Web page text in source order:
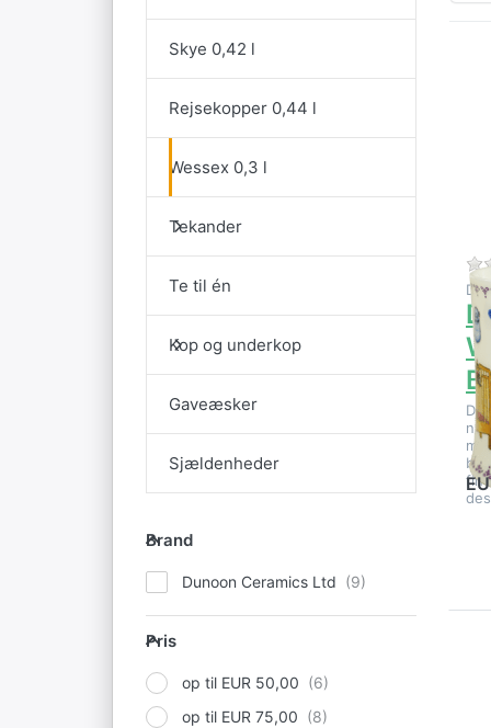
Skye 0,42 l
Rejsekopper 0,44 l
Wessex 0,3 l
Tekander
Te til én
Kop og underkop
Gaveæsker
Sjældenheder
Brand
Brand
Dunoon Ceramics Ltd
Pris
Pris
op til EUR 50,00
op til EUR 75,00